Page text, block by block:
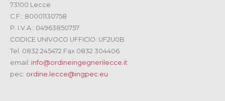
73100 Lecce
C.F.: 80001130758
P. I.V.A.: 04963850757
CODICE UNIVOCO UFFICIO: UF2U0B
Tel. 0832 245472 Fax 0832 304406
email: info@ordineingegnerilecce.it
pec: ordine.lecce@ingpec.eu